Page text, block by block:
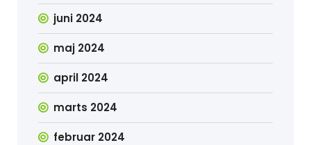
juni 2024
maj 2024
april 2024
marts 2024
februar 2024